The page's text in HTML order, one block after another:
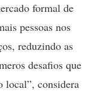
formal de
pessoas nos
reduzindo as
desafios que
local”, considera